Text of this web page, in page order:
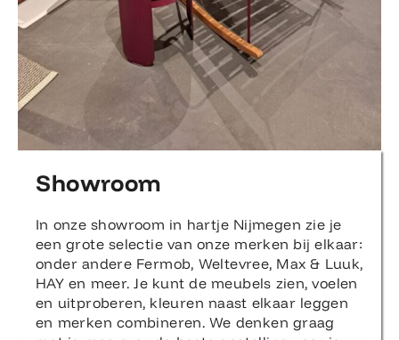
Showroom
In onze showroom in hartje Nijmegen zie je
een grote selectie van onze merken bij elkaar:
onder andere Fermob, Weltevree, Max & Luuk,
HAY en meer. Je kunt de meubels zien, voelen
en uitproberen, kleuren naast elkaar leggen
en merken combineren. We denken graag